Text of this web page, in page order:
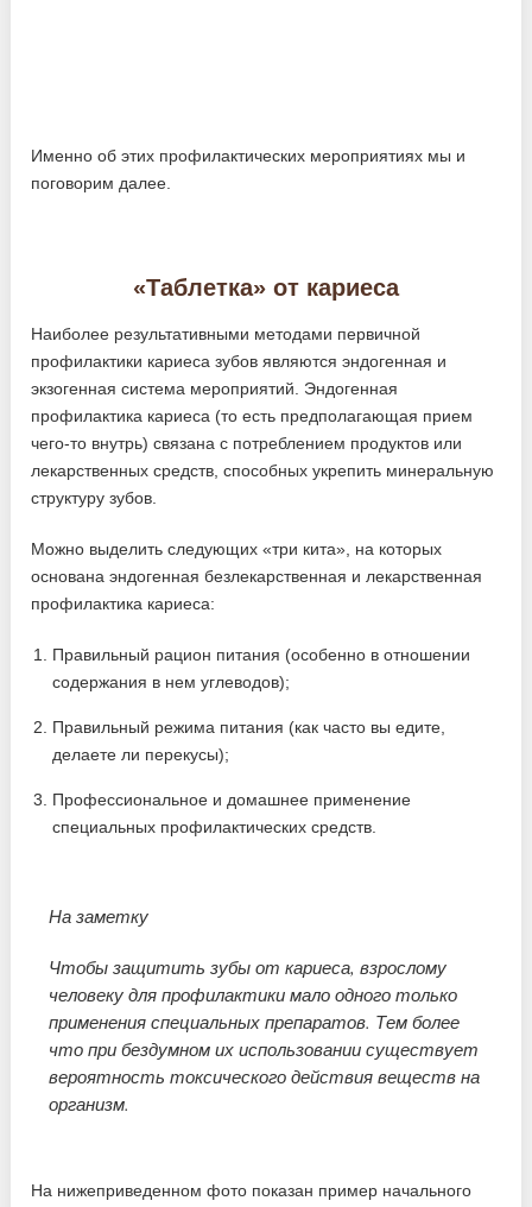
Именно об этих профилактических мероприятиях мы и
поговорим далее.
«Таблетка» от кариеса
Наиболее результативными методами первичной
профилактики кариеса зубов являются эндогенная и
экзогенная система мероприятий. Эндогенная
профилактика кариеса (то есть предполагающая прием
чего-то внутрь) связана с потреблением продуктов или
лекарственных средств, способных укрепить минеральную
структуру зубов.
Можно выделить следующих «три кита», на которых
основана эндогенная безлекарственная и лекарственная
профилактика кариеса:
Правильный рацион питания (особенно в отношении
содержания в нем углеводов);
Правильный режима питания (как часто вы едите,
делаете ли перекусы);
Профессиональное и домашнее применение
специальных профилактических средств.
На заметку
Чтобы защитить зубы от кариеса, взрослому
человеку для профилактики мало одного только
применения специальных препаратов. Тем более
что при бездумном их использовании существует
вероятность токсического действия веществ на
организм.
На нижеприведенном фото показан пример начального